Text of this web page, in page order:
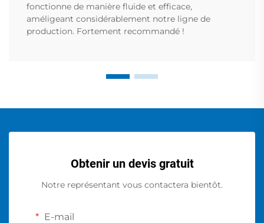
fonctionne de manière fluide et efficace,
améligeant considérablement notre ligne de
production. Fortement recommandé !
Obtenir un devis gratuit
Notre représentant vous contactera bientôt.
E-mail